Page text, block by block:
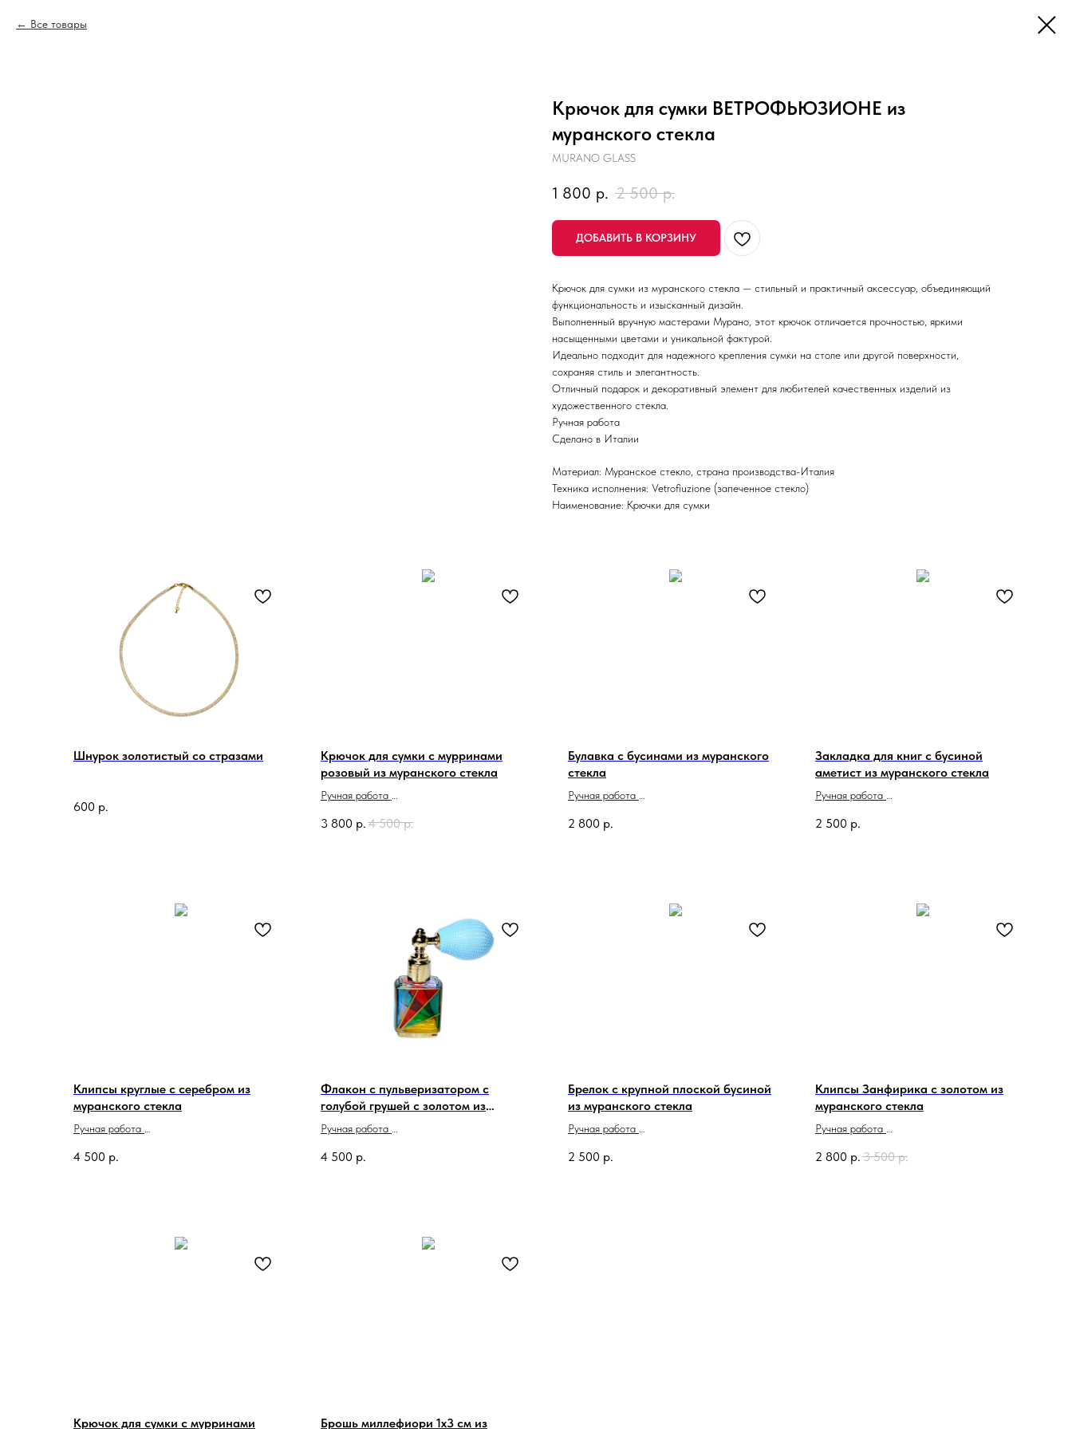
Все товары
Крючок для сумки ВЕТРОФЬЮЗИОНЕ из
муранского стекла
MURANO GLASS
1 800 р. 2 500 р.
ДОБАВИТЬ В КОРЗИНУ
Крючок для сумки из муранского стекла — стильный и практичный аксессуар, объединяющий
функциональность и изысканный дизайн.
Выполненный вручную мастерами Мурано, этот крючок отличается прочностью, яркими
насыщенными цветами и уникальной фактурой.
Идеально подходит для надежного крепления сумки на столе или другой поверхности,
сохраняя стиль и элегантность.
Отличный подарок и декоративный элемент для любителей качественных изделий из
художественного стекла.
Ручная работа
Сделано в Италии
Материал: Муранское стекло, страна производства-Италия
Техника исполнения: Vetrofiuzione (запеченное стекло)
Наименование: Крючки для сумки
Шнурок золотистый со стразами
600 р.
Крючок для сумки с мурринами
розовый из муранского стекла
Ручная работа
3 800 р. 4 500 р.
Булавка с бусинами из муранского
стекла
Ручная работа
2 800 р.
Закладка для книг с бусиной
аметист из муранского стекла
Ручная работа
2 500 р.
Клипсы круглые с серебром из
муранского стекла
Ручная работа
4 500 р.
Флакон с пульверизатором с
голубой грушей с золотом из
муранского стекла
Ручная работа
4 500 р.
Брелок с крупной плоской бусиной
из муранского стекла
Ручная работа
2 500 р.
Клипсы Занфирика с золотом из
муранского стекла
Ручная работа
2 800 р. 3 500 р.
Крючок для сумки с мурринами Брошь миллефиори 1х3 см из